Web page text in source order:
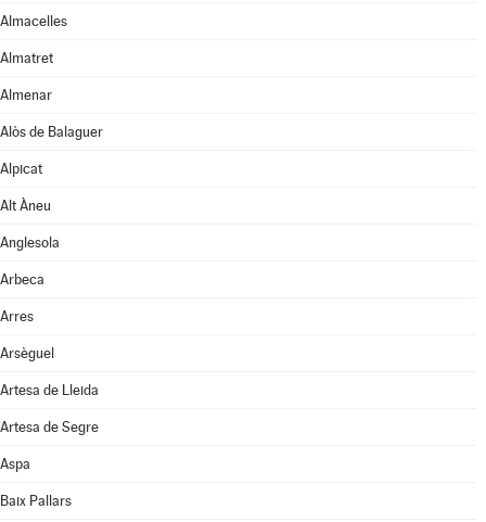
Almacelles
Almatret
Almenar
Alòs de Balaguer
Alpicat
Alt Àneu
Anglesola
Arbeca
Arres
Arsèguel
Artesa de Lleida
Artesa de Segre
Aspa
Baix Pallars